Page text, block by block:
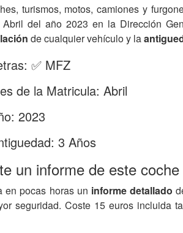
turismos, motos, camiones y
del año 2023 en la Dirección
de cualquier vehículo y la
✅ MFZ
de la Matricula: Abril
2023
3 Años
un informe de este
en pocas horas un informe detallado
seguridad. Coste 15 euros incluida